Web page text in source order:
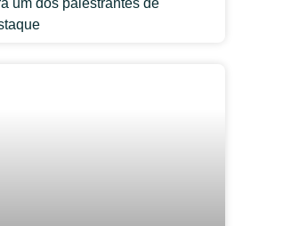
um dos palestrantes de